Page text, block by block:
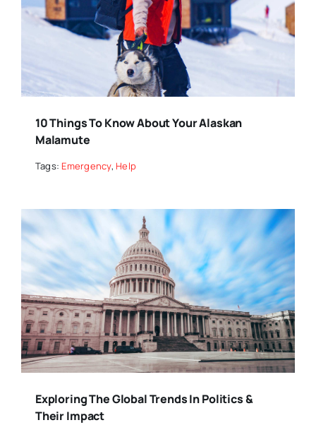
10 Things To Know About Your Alaskan
Malamute
Tags: Emergency, Help
Exploring The Global Trends In Politics &
Their Impact